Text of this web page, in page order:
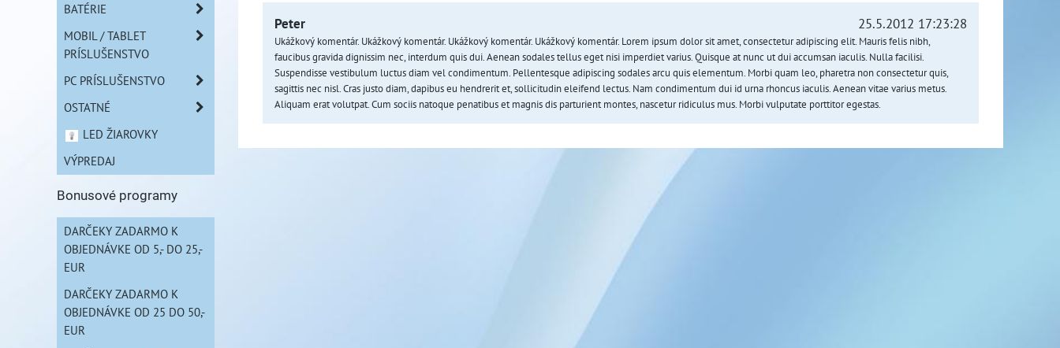
Peter 25.5.2012 17:23:28
Ukážkový komentár. Ukážkový komentár. Ukážkový komentár. Ukážkový komentár. Lorem ipsum dolor sit amet, consectetur adipiscing elit. Mauris felis nibh,
faucibus gravida dignissim nec, interdum quis dui. Aenean sodales tellus eget nisi imperdiet varius. Quisque at nunc ut dui accumsan iaculis. Nulla facilisi.
Suspendisse vestibulum luctus diam vel condimentum. Pellentesque adipiscing sodales arcu quis elementum. Morbi quam leo, pharetra non consectetur quis,
sagittis nec nisl. Cras justo diam, dapibus eu hendrerit et, sollicitudin eleifend lectus. Nam condimentum dui id urna rhoncus iaculis. Aenean vitae varius metus.
Aliquam erat volutpat. Cum sociis natoque penatibus et magnis dis parturient montes, nascetur ridiculus mus. Morbi vulputate porttitor egestas.
BATÉRIE
MOBIL / TABLET
PRÍSLUŠENSTVO
PC PRÍSLUŠENSTVO
OSTATNÉ
LED ŽIAROVKY
VÝPREDAJ
Bonusové programy
DARČEKY ZADARMO K
OBJEDNÁVKE OD 5,- DO 25,-
EUR
DARČEKY ZADARMO K
OBJEDNÁVKE OD 25 DO 50,-
EUR